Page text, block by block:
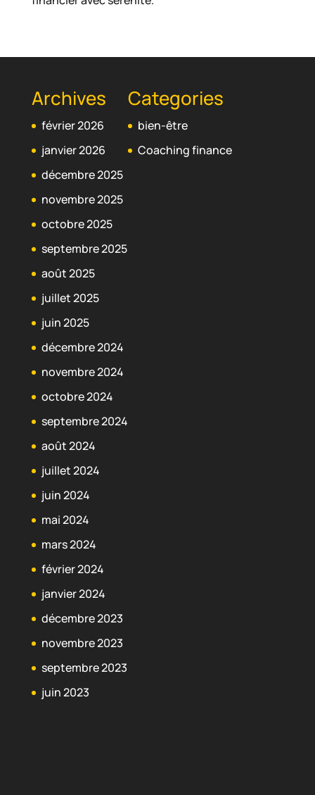
Archives
février 2026
janvier 2026
décembre 2025
novembre 2025
octobre 2025
septembre 2025
août 2025
juillet 2025
juin 2025
décembre 2024
novembre 2024
octobre 2024
septembre 2024
août 2024
juillet 2024
juin 2024
mai 2024
mars 2024
février 2024
janvier 2024
décembre 2023
novembre 2023
septembre 2023
juin 2023
Categories
bien-être
Coaching finance